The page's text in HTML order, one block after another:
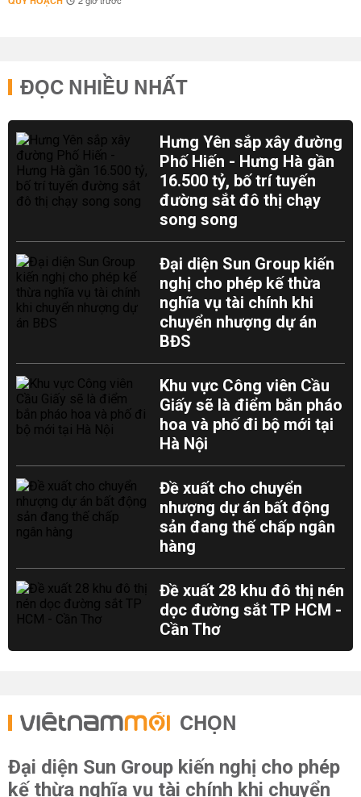
ĐỌC NHIỀU NHẤT
Hưng Yên sắp xây đường
Phố Hiến - Hưng Hà gần
16.500 tỷ, bố trí tuyến
đường sắt đô thị chạy
song song
Đại diện Sun Group kiến
nghị cho phép kế thừa
nghĩa vụ tài chính khi
chuyển nhượng dự án
BĐS
Khu vực Công viên Cầu
Giấy sẽ là điểm bắn pháo
hoa và phố đi bộ mới tại
Hà Nội
Đề xuất cho chuyển
nhượng dự án bất động
sản đang thế chấp ngân
hàng
Đề xuất 28 khu đô thị nén
dọc đường sắt TP HCM -
Cần Thơ
CHỌN
Đại diện Sun Group kiến nghị cho phép
kế thừa nghĩa vụ tài chính khi chuyển